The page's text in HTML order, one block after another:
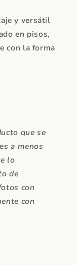
y versátil
en pisos,
con la forma
que se
a menos
lo
de
con
con